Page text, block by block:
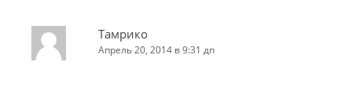
Тамрико
Апрель 20, 2014 в 9:31 дп